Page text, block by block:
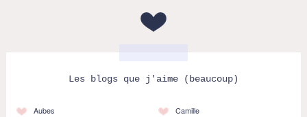
Les blogs que j'aime (beaucoup)
Aubes
Camille